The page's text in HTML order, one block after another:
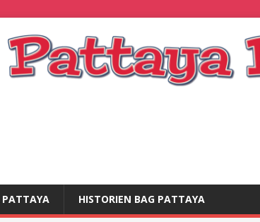
PATTAYA HISTORIEN BAG PATTAYA